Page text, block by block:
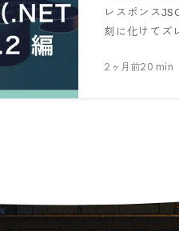
レスポンス
刻に化けてズ
2ヶ月前20 min